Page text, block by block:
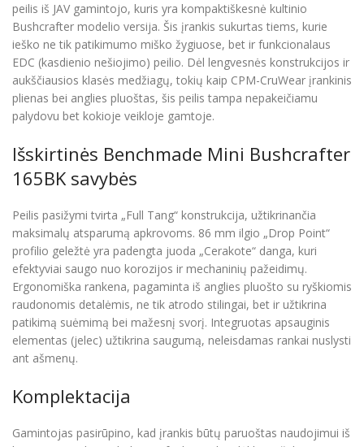
peilis iš JAV gamintojo, kuris yra kompaktiškesnė kultinio
Bushcrafter modelio versija. Šis įrankis sukurtas tiems, kurie
ieško ne tik patikimumo miško žygiuose, bet ir funkcionalaus
EDC (kasdienio nešiojimo) peilio. Dėl lengvesnės konstrukcijos ir
aukščiausios klasės medžiagų, tokių kaip CPM-CruWear įrankinis
plienas bei anglies pluoštas, šis peilis tampa nepakeičiamu
palydovu bet kokioje veikloje gamtoje.
Išskirtinės Benchmade Mini Bushcrafter
165BK savybės
Peilis pasižymi tvirta „Full Tang“ konstrukcija, užtikrinančia
maksimalų atsparumą apkrovoms. 86 mm ilgio „Drop Point“
profilio geležtė yra padengta juoda „Cerakote“ danga, kuri
efektyviai saugo nuo korozijos ir mechaninių pažeidimų.
Ergonomiška rankena, pagaminta iš anglies pluošto su ryškiomis
raudonomis detalėmis, ne tik atrodo stilingai, bet ir užtikrina
patikimą suėmimą bei mažesnį svorį. Integruotas apsauginis
elementas (jelec) užtikrina saugumą, neleisdamas rankai nuslysti
ant ašmenų.
Komplektacija
Gamintojas pasirūpino, kad įrankis būtų paruoštas naudojimui iš